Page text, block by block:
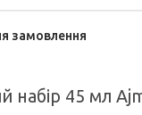
замовлення
набір 45 мл